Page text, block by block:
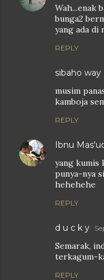
Wah...enak
bunga2
yang ada di
REPLY
sibaho way
musim
kamboja
REPLY
Ibnu
yang kumis
punya-nya
hehehehe
REPLY
d u c k y
Semarak,
terkagum-
REPLY